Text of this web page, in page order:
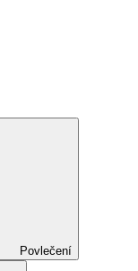
Povlečení